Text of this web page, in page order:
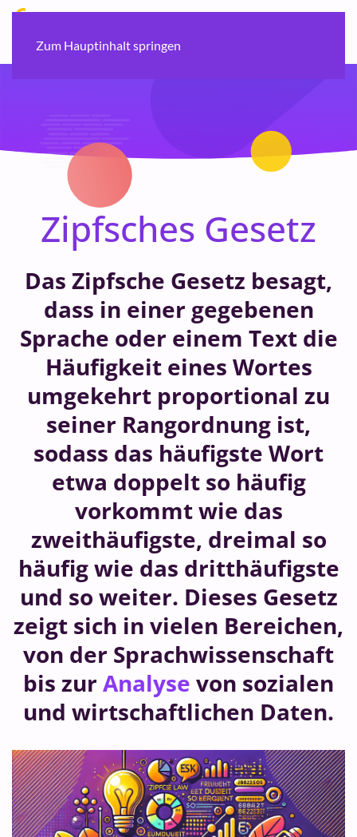
Zum Hauptinhalt springen
Zipfsches Gesetz
Das Zipfsche Gesetz besagt,
dass in einer gegebenen
Sprache oder einem Text die
Häufigkeit eines Wortes
umgekehrt proportional zu
seiner Rangordnung ist,
sodass das häufigste Wort
etwa doppelt so häufig
vorkommt wie das
zweithäufigste, dreimal so
häufig wie das dritthäufigste
und so weiter. Dieses Gesetz
zeigt sich in vielen Bereichen,
von der Sprachwissenschaft
bis zur Analyse von sozialen
und wirtschaftlichen Daten.